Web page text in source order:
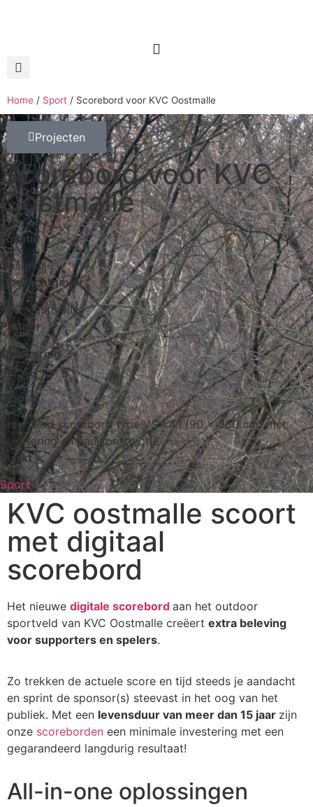
Home / Sport / Scorebord voor KVC Oostmalle
Projecten
Scorebord voor KVC
Oostmalle
Locatie
Oostmalle
Opdrachtgever
KVC Oostmalle
Partner
Oplevering
10/2022
Display
Standaard scorebord type VS 1.4.1 (90 x 360 cm) met
belettering en paalconstructie
Markt
Sport
KVC oostmalle scoort
met digitaal
scorebord
Het nieuwe digitale scorebord aan het outdoor
sportveld van KVC Oostmalle creëert extra beleving
voor supporters en spelers.
Zo trekken de actuele score en tijd steeds je aandacht
en sprint de sponsor(s) steevast in het oog van het
publiek. Met een levensduur van meer dan 15 jaar zijn
onze scoreborden een minimale investering met een
gegarandeerd langdurig resultaat!
All-in-one oplossingen